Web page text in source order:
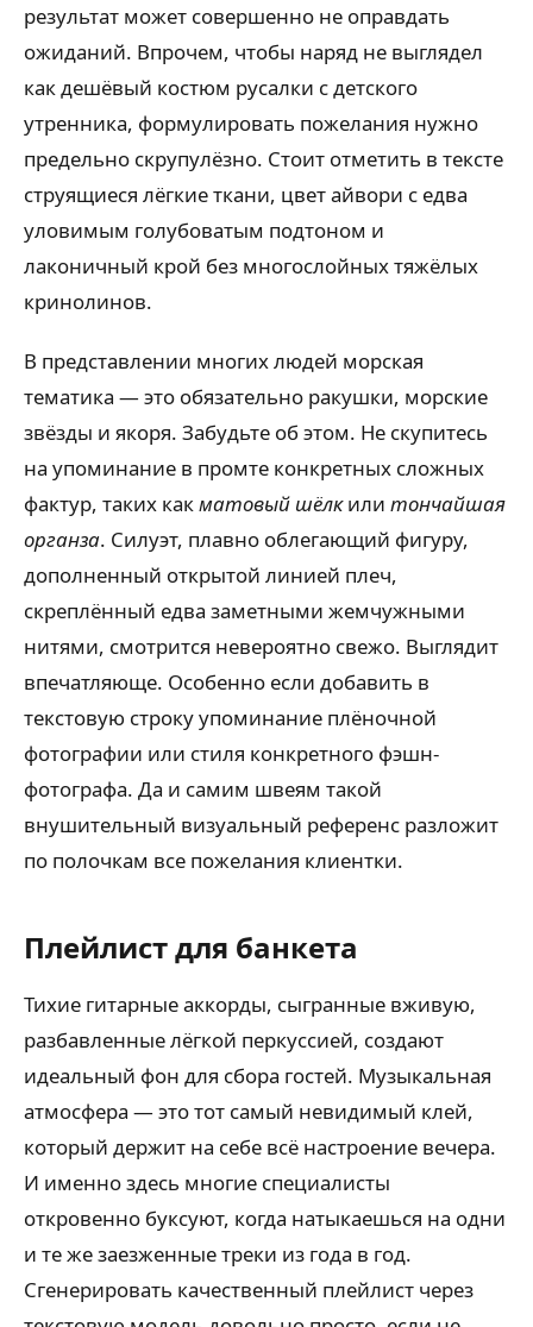
результат может совершенно не оправдать
ожиданий. Впрочем, чтобы наряд не выглядел
как дешёвый костюм русалки с детского
утренника, формулировать пожелания нужно
предельно скрупулёзно. Стоит отметить в тексте
струящиеся лёгкие ткани, цвет айвори с едва
уловимым голубоватым подтоном и
лаконичный крой без многослойных тяжёлых
кринолинов.
В представлении многих людей морская
тематика — это обязательно ракушки, морские
звёзды и якоря. Забудьте об этом. Не скупитесь
на упоминание в промте конкретных сложных
фактур, таких какматовый шёлкили тончайшая
органза. Силуэт, плавно облегающий фигуру,
дополненный открытой линией плеч,
скреплённый едва заметными жемчужными
нитями, смотрится невероятно свежо. Выглядит
впечатляюще. Особенно если добавить в
текстовую строку упоминание плёночной
фотографии или стиля конкретного фэшн-
фотографа. Да и самим швеям такой
внушительный визуальный референс разложит
по полочкам все пожелания клиентки.
Плейлист для банкета
Тихие гитарные аккорды, сыгранные вживую,
разбавленные лёгкой перкуссией, создают
идеальный фон для сбора гостей. Музыкальная
атмосфера — это тот самый невидимый клей,
который держит на себе всё настроение вечера.
И именно здесь многие специалисты
откровенно буксуют, когда натыкаешься на одни
и те же заезженные треки из года в год.
Сгенерировать качественный плейлист через